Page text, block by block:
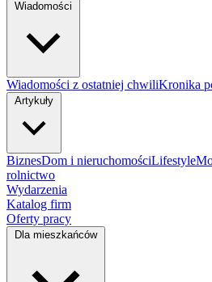
Wiadomości
Wiadomości z ostatniej chwiliKronika
Artykuły
BiznesDom i nieruchomościLifestyle
rolnictwo
Wydarzenia
Katalog firm
Oferty pracy
Dla mieszkańców